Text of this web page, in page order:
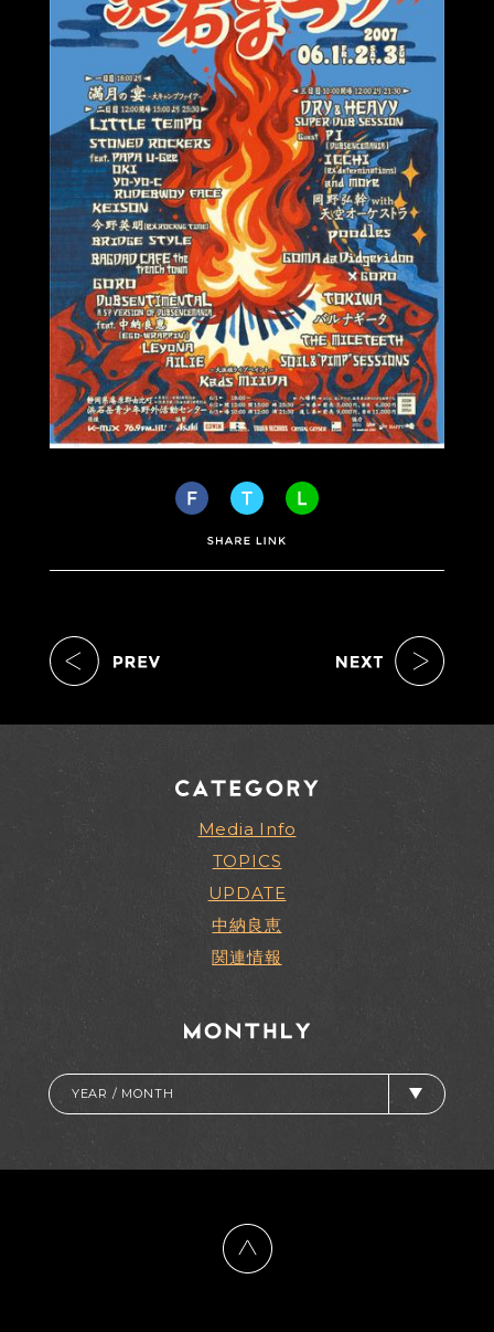
Media Info
TOPICS
UPDATE
中納良恵
関連情報
YEAR / MONTH